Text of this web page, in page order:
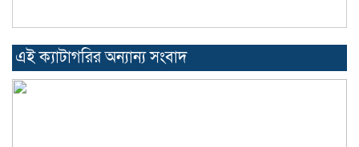
এই ক্যাটাগরির অন্যান্য সংবাদ